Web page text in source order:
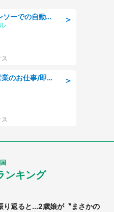
＞
未経験者大歓迎! ㈱デンソーでの自動車部品の組立作業 denso aichi
＞
営業/商社でのルート営業のお仕事/即日勤務可/車通勤可/営業
ンキング
り返ると...2歳娘が〝まさかの